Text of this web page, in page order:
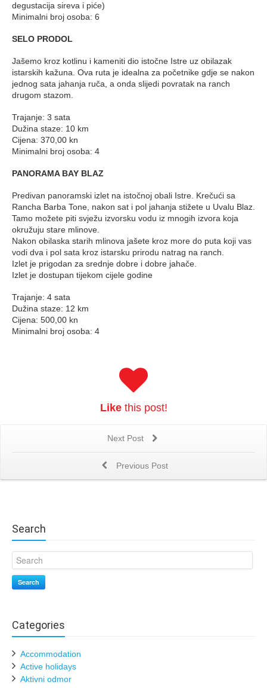
degustacija sireva i piće)
Minimalni broj osoba: 6
SELO PRODOL
Jašemo kroz kotlinu i kameniti dio istočne Istre uz obilazak
istarskih kažuna. Ova ruta je idealna za početnike gdje se nakon
jednog sata jahanja ruča, a onda slijedi povratak na ranch
drugom stazom.
Trajanje: 3 sata
Dužina staze: 10 km
Cijena: 370,00 kn
Minimalni broj osoba: 4
PANORAMA BAY BLAZ
Predivan panoramski izlet na istočnoj obali Istre. Krečući sa
Rancha Barba Tone, nakon sat i pol jahanja stižete u Uvalu Blaz.
Tamo možete piti svježu izvorsku vodu iz mnogih izvora koja
okružuju stare mlinove.
Nakon obilaska starih mlinova jašete kroz more do puta koji vas
vodi dva i pol sata kroz istarsku prirodu natrag na ranch.
Izlet je prigodan za srednje dobre i dobre jahače.
Izlet je dostupan tijekom cijele godine
Trajanje: 4 sata
Dužina staze: 12 km
Cijena: 500,00 kn
Minimalni broj osoba: 4
Likethis post!
Next Post
Previous Post
Search
Search
Categories
Accommodation
Active holidays
Aktivni odmor